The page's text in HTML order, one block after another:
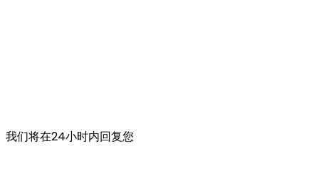
我们将在24小时内回复您